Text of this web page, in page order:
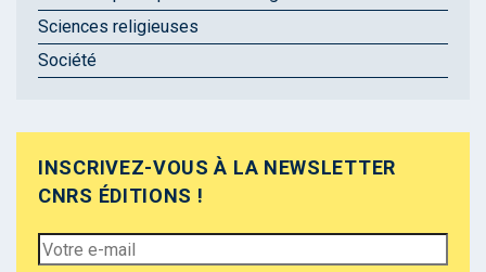
Sciences religieuses
Société
INSCRIVEZ-VOUS À LA NEWSLETTER
CNRS ÉDITIONS !